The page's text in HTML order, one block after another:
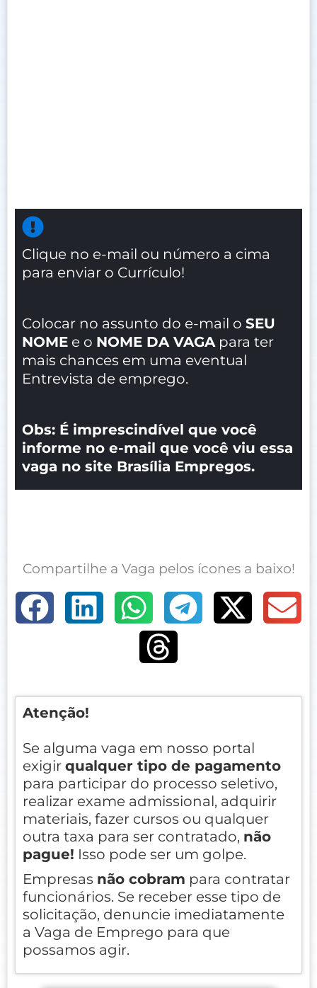
Clique no e-mail ou número a cima
para enviar o Currículo!
Colocar no assunto do e-mail o SEU
NOME e o NOME DA VAGA para ter
mais chances em uma eventual
Entrevista de emprego.
Obs: É imprescindível que você
informe no e-mail que você viu essa
vaga no site Brasília Empregos.
Compartilhe a Vaga pelos ícones a baixo!
Atenção!
Se alguma vaga em nosso portal
exigir qualquer tipo de pagamento
para participar do processo seletivo,
realizar exame admissional, adquirir
materiais, fazer cursos ou qualquer
outra taxa para ser contratado, não
pague! Isso pode ser um golpe.
Empresas não cobram para contratar
funcionários. Se receber esse tipo de
solicitação, denuncie imediatamente
a Vaga de Emprego para que
possamos agir.